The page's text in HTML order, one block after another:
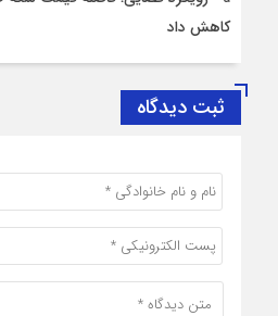
کاهش داد
ثبت دیدگاه